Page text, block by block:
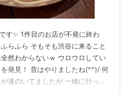
す✨ 1件目のお店が不発に終わ
らふら そもそも渋谷に来ること
然わからないｗ ウロウロしてい
発見！ 昔はやりましたね(^^)/ 何
遠のいてましたが 一緒に行った